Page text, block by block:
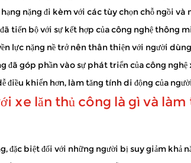
nặng đi kèm với các tùy chọn chỗ ngồi
tiến bộ với sự kết hợp của công nghệ
lực nặng nề trở nên thân thiện với người
góp phần vào sự phát triển của công
điều khiển hơn, làm tăng tính di động của
xe lăn thủ công là gì và
đặc biệt đối với những người bị suy giảm